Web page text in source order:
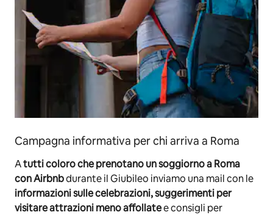
Campagna informativa per chi arriva a Roma
Atutti coloro che prenotano un soggiorno a Roma
con Airbnbdurante il Giubileo inviamo una mail con le
informazioni sulle celebrazioni, suggerimenti per
visitare attrazioni meno affollatee consigli per